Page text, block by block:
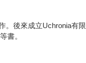
後來成立Uchronia有限
書。